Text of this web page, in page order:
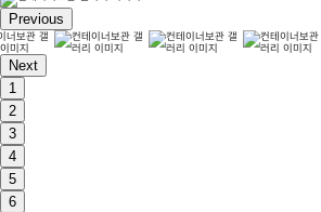
Previous
Next
1
2
3
4
5
6